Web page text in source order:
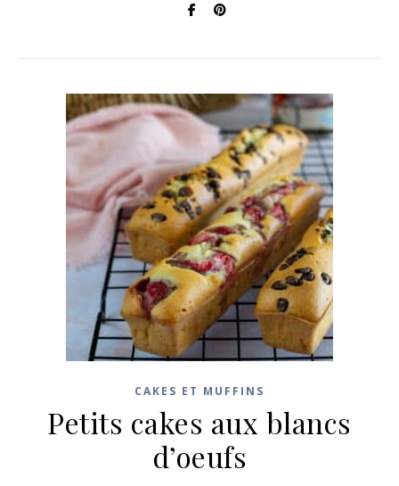
CAKES ET MUFFINS
Petits cakes aux blancs
d’oeufs